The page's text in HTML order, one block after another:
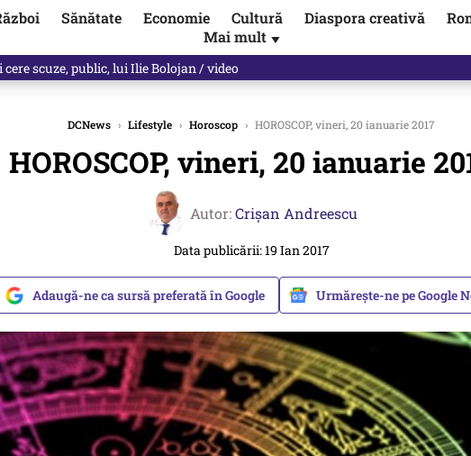
Sănătate Economie Cultură Diaspora creativă
Mai mult ▼
s-a ales praful de tot!” Eugen Teodorovici, reacție după ce Green Deal-ul a pus
DCNews › Lifestyle › Horoscop › HOROSCOP, vineri, 20 ianuarie 2017
HOROSCOP, vineri, 20 ianuarie
Autor:Crişan Andreescu
Data publicării: 19 Ian 2017
Adaugă-ne ca sursă preferată în Google Urmărește-ne pe Google